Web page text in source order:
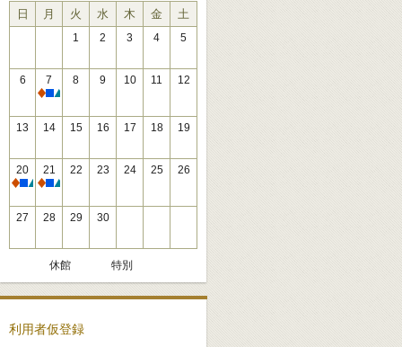
日 月 火 水 木 金 土
1 2 3 4 5
6
7
休館
8 9 10 11 12
13 14 15 16 17 18 19
20
休館
21
休館
22 23 24 25 26
27 28 29 30
休館 特別
利用者仮登録